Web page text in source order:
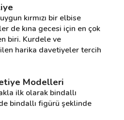
kırmızı bir elbise
de kına gecesi için en çok
biri. Kurdele ve
harika davetiyeler tercih
Modelleri
ilk olarak bindallı
bindallı figürü şeklinde